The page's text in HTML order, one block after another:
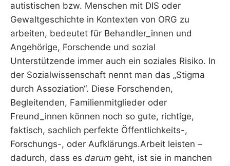
autistischen bzw. Menschen mit DIS oder
Gewaltgeschichte in Kontexten von ORG zu
arbeiten, bedeutet für Behandler_innen und
Angehörige, Forschende und sozial
Unterstützende immer auch ein soziales Risiko. In
der Sozialwissenschaft nennt man das „Stigma
durch Assoziation“. Diese Forschenden,
Begleitenden, Familienmitglieder oder
Freund_innen können noch so gute, richtige,
faktisch, sachlich perfekte Öffentlichkeits-,
Forschungs-, oder Aufklärungs.Arbeit leisten –
dadurch, dass es darum geht, ist sie in manchen